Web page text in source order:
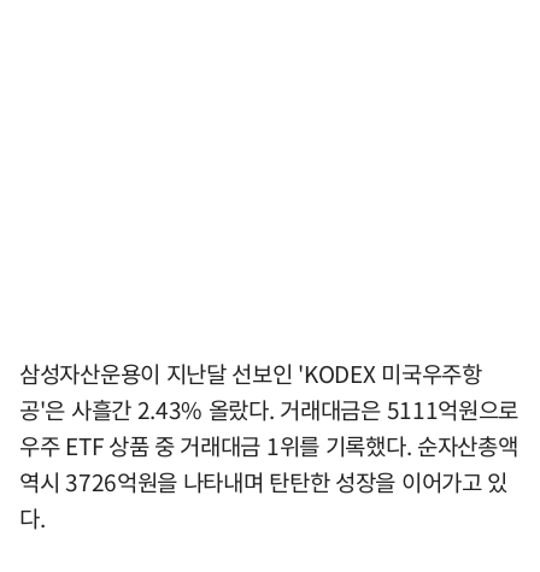
삼성자산운용이 지난달 선보인 'KODEX 미국우주항
공'은 사흘간 2.43% 올랐다. 거래대금은 5111억원으로
우주 ETF 상품 중 거래대금 1위를 기록했다. 순자산총액
역시 3726억원을 나타내며 탄탄한 성장을 이어가고 있
다.